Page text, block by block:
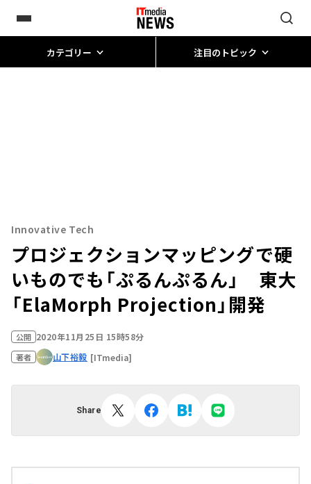
カテゴリー 注目のトピック
Innovative Tech
プロジェクションマッピングで硬
いものでも「ぷるんぷるん」 東大
「ElaMorph Projection」開発
公開 2020年11月25日 15時58分
著者 山下裕毅 [ITmedia]
Share